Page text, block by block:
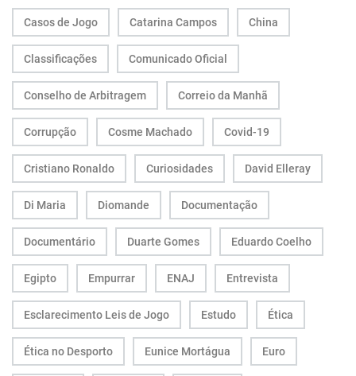
Casos de Jogo Catarina Campos China
Classificações Comunicado Oficial
Conselho de Arbitragem Correio da Manhã
Corrupção Cosme Machado Covid-19
Cristiano Ronaldo Curiosidades David Elleray
Di Maria Diomande Documentação
Documentário Duarte Gomes Eduardo Coelho
Egipto Empurrar ENAJ Entrevista
Esclarecimento Leis de Jogo Estudo Ética
Ética no Desporto Eunice Mortágua Euro